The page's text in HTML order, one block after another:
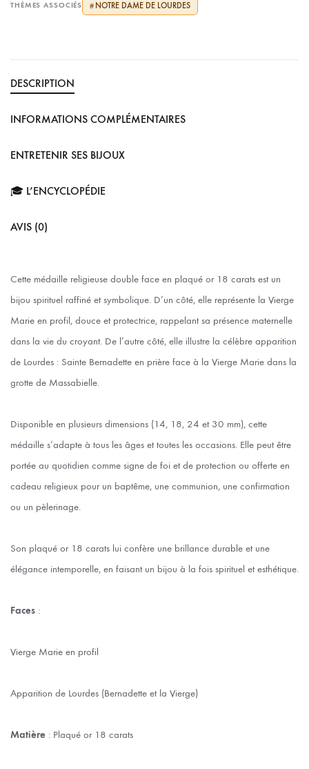
THÈMES ASSOCIÉS # NOTRE DAME DE LOURDES
DESCRIPTION
INFORMATIONS COMPLÉMENTAIRES
ENTRETENIR SES BIJOUX
🎓 L’ENCYCLOPÉDIE
AVIS (0)
Cette médaille religieuse double face en plaqué or 18 carats est un
bijou spirituel raffiné et symbolique. D’un côté, elle représente la Vierge
Marie en profil, douce et protectrice, rappelant sa présence maternelle
dans la vie du croyant. De l’autre côté, elle illustre la célèbre apparition
de Lourdes : Sainte Bernadette en prière face à la Vierge Marie dans la
grotte de Massabielle.
Disponible en plusieurs dimensions (14, 18, 24 et 30 mm), cette
médaille s’adapte à tous les âges et toutes les occasions. Elle peut être
portée au quotidien comme signe de foi et de protection ou offerte en
cadeau religieux pour un baptême, une communion, une confirmation
ou un pèlerinage.
Son plaqué or 18 carats lui confère une brillance durable et une
élégance intemporelle, en faisant un bijou à la fois spirituel et esthétique.
Faces :
Vierge Marie en profil
Apparition de Lourdes (Bernadette et la Vierge)
Matière : Plaqué or 18 carats